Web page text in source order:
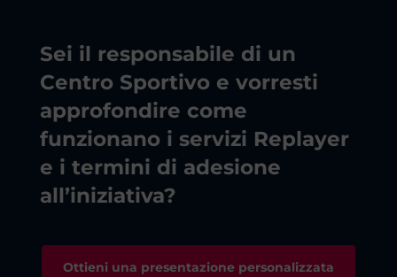
Sei il responsabile di un
Centro Sportivo e vorresti
approfondire come
funzionano i servizi Replayer
e i termini di adesione
all’iniziativa?
Ottieni una presentazione personalizzata